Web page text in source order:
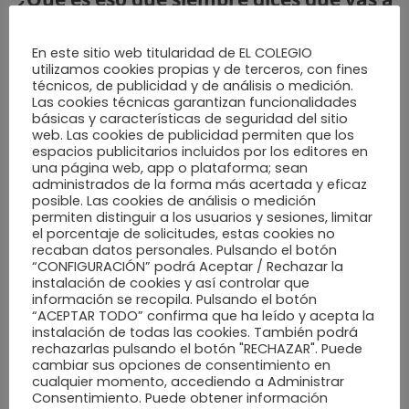
(Confesiones de TS)
Soy muy ordenada, pero el segundo cajón de mi mesa,
mejor no abrirlo …
SALSEO Y CURIOSIDADES ….
Si pudieras viajar a cualquier país
mañana, ¿a dónde irías?
Si pudiera viajar mañana, iría al sur de Argentina para
continuar explorándolo. Pero si fuera verano en
Uruguay (mi país de nacimiento), recorrería toda su
costa este.
En este sitio web titularidad de EL COLEGIO
utilizamos cookies propias y de terceros, con fines
técnicos, de publicidad y de análisis o medición.
Las cookies técnicas garantizan funcionalidades
básicas y características de seguridad del sitio
web. Las cookies de publicidad permiten que los
espacios publicitarios incluidos por los editores en
una página web, app o plataforma; sean
administrados de la forma más acertada y eficaz
posible. Las cookies de análisis o medición
permiten distinguir a los usuarios y sesiones, limitar
el porcentaje de solicitudes, estas cookies no
recaban datos personales. Pulsando el botón
“CONFIGURACIÓN” podrá Aceptar / Rechazar la
instalación de cookies y así controlar que
información se recopila. Pulsando el botón
“ACEPTAR TODO” confirma que ha leído y acepta la
instalación de todas las cookies. También podrá
rechazarlas pulsando el botón "RECHAZAR". Puede
cambiar sus opciones de consentimiento en
cualquier momento, accediendo a Administrar
Consentimiento. Puede obtener información